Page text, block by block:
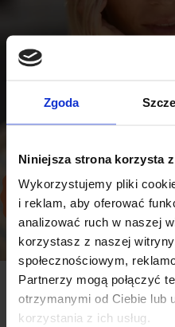
Zgoda
Niniejsza strona korzysta
Wykorzystujemy pliki
i reklam, aby oferować
analizować ruch w naszej
korzystasz z naszej
społecznościowym,
Partnerzy mogą połączyć
otrzymanymi od Ciebie lub
korzystania z ich usług.
Składnik o
udokumentowanym
działaniu
naukowym
Na jakie
Regularna suplementacja